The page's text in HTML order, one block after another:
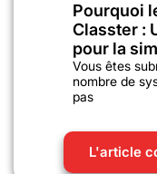
Pourquoi
Classter :
pour la
Vous êtes
nombre de
pas
L'article